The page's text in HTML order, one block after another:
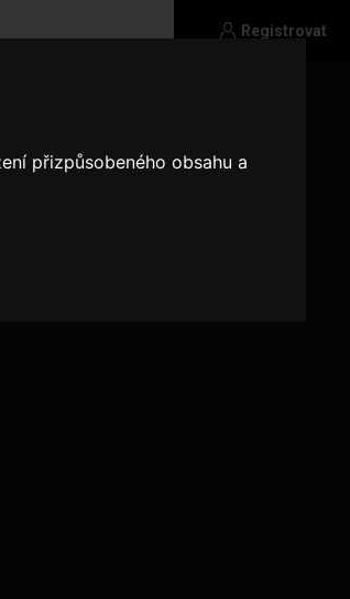
přizpůsobeného obsahu a
Registrovat